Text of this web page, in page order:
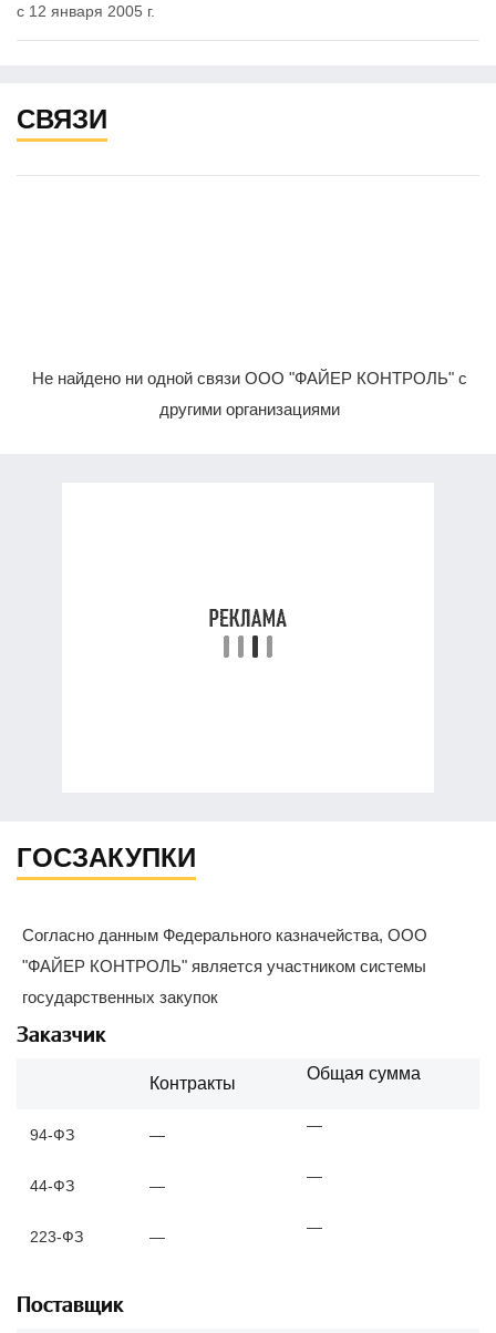
с 12 января 2005 г.
СВЯЗИ
Не найдено ни одной связи ООО "ФАЙЕР КОНТРОЛЬ" с
другими организациями
ГОСЗАКУПКИ
Согласно данным Федерального казначейства, ООО
"ФАЙЕР КОНТРОЛЬ" является участником системы
государственных закупок
Заказчик
Контракты
Общая сумма
94-ФЗ —
—
44-ФЗ —
—
223-ФЗ —
—
Поставщик